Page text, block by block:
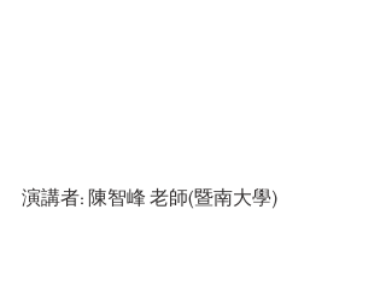
演講者: 陳智峰 老師(暨南大學)